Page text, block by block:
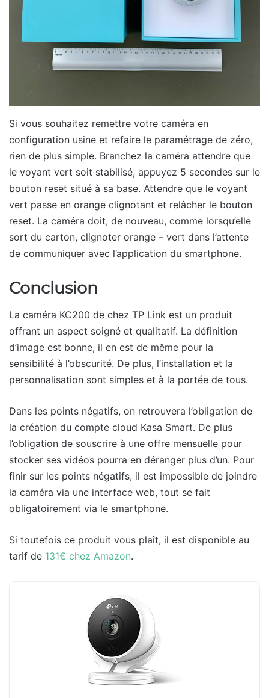
Si vous souhaitez remettre votre caméra en
configuration usine et refaire le paramétrage de zéro,
rien de plus simple. Branchez la caméra attendre que
le voyant vert soit stabilisé, appuyez 5 secondes sur le
bouton reset situé à sa base. Attendre que le voyant
vert passe en orange clignotant et relâcher le bouton
reset. La caméra doit, de nouveau, comme lorsqu’elle
sort du carton, clignoter orange – vert dans l’attente
de communiquer avec l’application du smartphone.
Conclusion
La caméra KC200 de chez TP Link est un produit
offrant un aspect soigné et qualitatif. La définition
d’image est bonne, il en est de même pour la
sensibilité à l’obscurité. De plus, l’installation et la
personnalisation sont simples et à la portée de tous.
Dans les points négatifs, on retrouvera l’obligation de
la création du compte cloud Kasa Smart. De plus
l’obligation de souscrire à une offre mensuelle pour
stocker ses vidéos pourra en déranger plus d’un. Pour
finir sur les points négatifs, il est impossible de joindre
la caméra via une interface web, tout se fait
obligatoirement via le smartphone.
Si toutefois ce produit vous plaît, il est disponible au
tarif de 131€ chez Amazon.